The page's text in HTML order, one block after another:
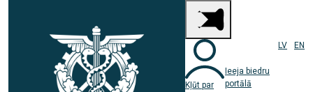
Kļūt par
Ieeja biedru
portālā
LV EN